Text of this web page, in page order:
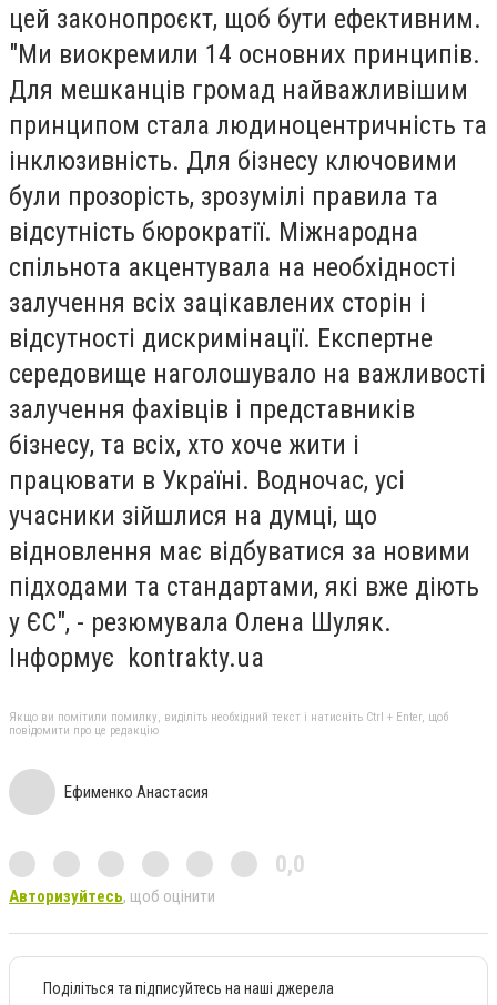
цей законопроєкт, щоб бути ефективним.
"Ми виокремили 14 основних принципів.
Для мешканців громад найважливішим
принципом стала людиноцентричність та
інклюзивність. Для бізнесу ключовими
були прозорість, зрозумілі правила та
відсутність бюрократії. Міжнародна
спільнота акцентувала на необхідності
залучення всіх зацікавлених сторін і
відсутності дискримінації. Експертне
середовище наголошувало на важливості
залучення фахівців і представників
бізнесу, та всіх, хто хоче жити і
працювати в Україні. Водночас, усі
учасники зійшлися на думці, що
відновлення має відбуватися за новими
підходами та стандартами, які вже діють
у ЄС", - резюмувала Олена Шуляк.
Інформує kontrakty.ua
Якщо ви помітили помилку, виділіть необхідний текст і натисніть Ctrl + Enter, щоб
повідомити про це редакцію
Ефименко Анастасия
0,0
Авторизуйтесь, щоб оцінити
Поділіться та підписуйтесь на наші джерела